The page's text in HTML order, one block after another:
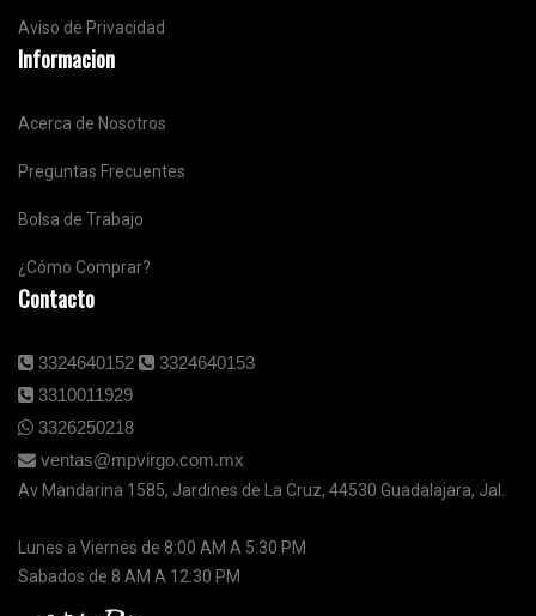
Aviso de Privacidad
Informacion
Acerca de Nosotros
Preguntas Frecuentes
Bolsa de Trabajo
¿Cómo Comprar?
Contacto
3324640152
3324640153
3310011929
3326250218
ventas@mpvirgo.com.mx
Av Mandarina 1585, Jardines de La Cruz, 44530 Guadalajara, Jal.
Lunes a Viernes de 8:00 AM A 5:30 PM
Sabados de 8 AM A 12:30 PM